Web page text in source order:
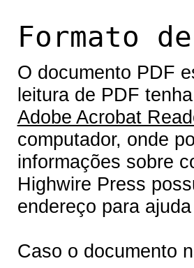
Formato
O documento PDF
leitura de PDF
Adobe Acrobat
computador, onde
informações sobre
Highwire Press
endereço para
Caso o documento